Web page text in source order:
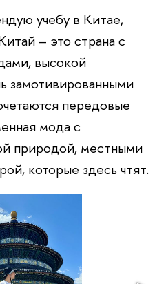
учебу в Китае,
– это страна с
высокой
замотивированными
передовые
мода с
природой, местными
которые здесь чтят.